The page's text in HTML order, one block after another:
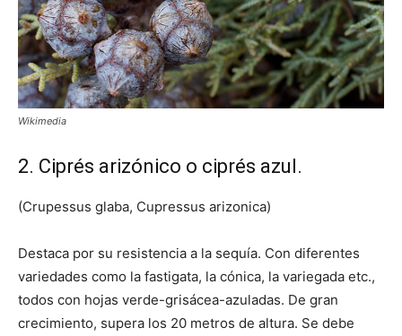
Wikimedia
2. Ciprés arizónico o ciprés azul.
(Crupessus glaba, Cupressus arizonica)
Destaca por su resistencia a la sequía. Con diferentes
variedades como la fastigata, la cónica, la variegada etc.,
todos con hojas verde-grisácea-azuladas. De gran
crecimiento, supera los 20 metros de altura. Se debe